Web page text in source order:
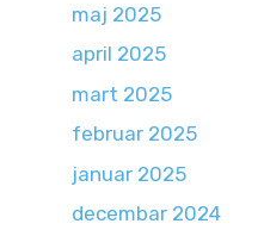
maj 2025
april 2025
mart 2025
februar 2025
januar 2025
decembar 2024